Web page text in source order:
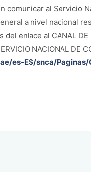
comunicar al Servicio
a nivel nacional
enlace al CANAL
NACIONAL DE
es-ES/snca/Paginas/